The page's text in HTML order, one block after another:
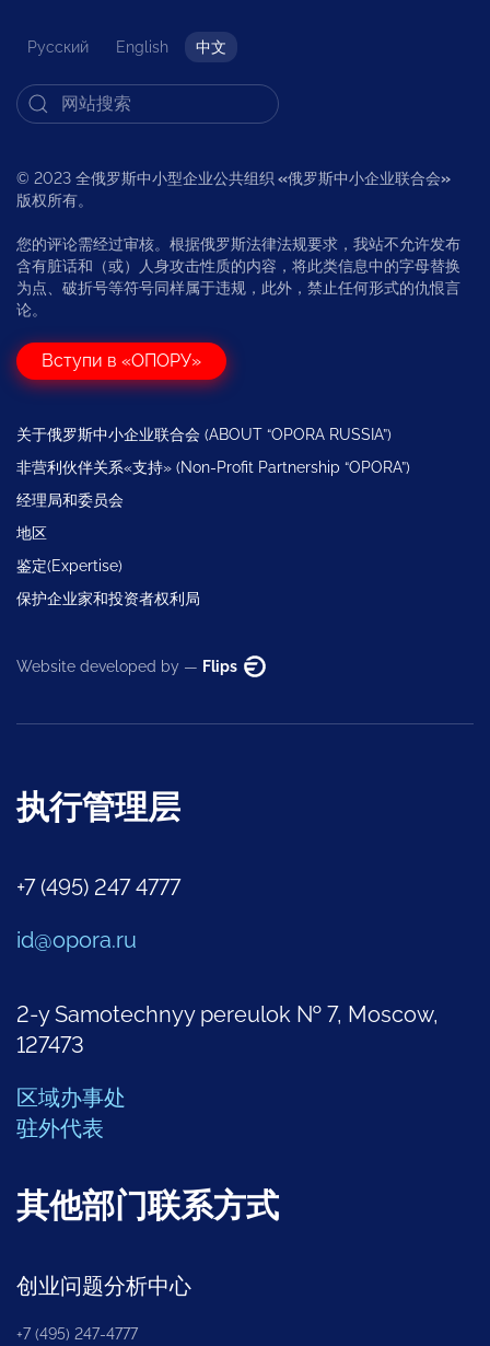
Русский English 中文
© 2023 全俄罗斯中小型企业公共组织 «俄罗斯中小企业联合会»
版权所有。
您的评论需经过审核。根据俄罗斯法律法规要求，我站不允许发布
含有脏话和（或）人身攻击性质的内容，将此类信息中的字母替换
为点、破折号等符号同样属于违规，此外，禁止任何形式的仇恨言
论。
Вступи в «ОПОРУ»
关于俄罗斯中小企业联合会 (ABOUT “OPORA RUSSIA”)
非营利伙伴关系«支持» (Non-Profit Partnership “OPORA”)
经理局和委员会
地区
鉴定(Expertise)
保护企业家和投资者权利局
Website developed by — Flips
执行管理层
+7 (495) 247 4777
id@opora.ru
2-y Samotechnyy pereulok № 7, Moscow,
127473
区域办事处
驻外代表
其他部门联系方式
创业问题分析中心
+7 (495) 247-4777